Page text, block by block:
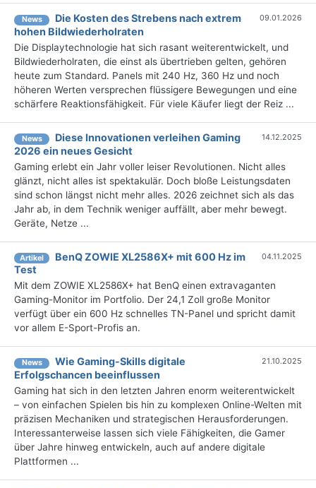
News
Die Kosten des Strebens nach extrem
hohen Bildwiederholraten
09.01.2026
Die Displaytechnologie hat sich rasant weiterentwickelt, und
Bildwiederholraten, die einst als übertrieben gelten, gehören
heute zum Standard. Panels mit 240 Hz, 360 Hz und noch
höheren Werten versprechen flüssigere Bewegungen und eine
schärfere Reaktionsfähigkeit. Für viele Käufer liegt der Reiz ...
News
Diese Innovationen verleihen Gaming
2026 ein neues Gesicht
14.12.2025
Gaming erlebt ein Jahr voller leiser Revolutionen. Nicht alles
glänzt, nicht alles ist spektakulär. Doch bloße Leistungsdaten
sind schon längst nicht mehr alles. 2026 zeichnet sich als das
Jahr ab, in dem Technik weniger auffällt, aber mehr bewegt.
Geräte, Netze ...
Artikel
BenQ ZOWIE XL2586X+ mit 600 Hz im
Test
04.11.2025
Mit dem ZOWIE XL2586X+ hat BenQ einen extravaganten
Gaming-Monitor im Portfolio. Der 24,1 Zoll große Monitor
verfügt über ein 600 Hz schnelles TN-Panel und spricht damit
vor allem E-Sport-Profis an.
News
Wie Gaming-Skills digitale
Erfolgschancen beeinflussen
21.10.2025
Gaming hat sich in den letzten Jahren enorm weiterentwickelt
– von einfachen Spielen bis hin zu komplexen Online-Welten mit
präzisen Mechaniken und strategischen Herausforderungen.
Interessanterweise lassen sich viele Fähigkeiten, die Gamer
über Jahre hinweg entwickeln, auch auf andere digitale
Plattformen ...